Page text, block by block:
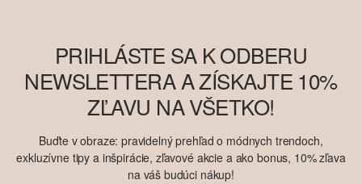
PRIHLÁSTE SA K ODBERU
NEWSLETTERA A ZÍSKAJTE 10%
ZĽAVU NA VŠETKO!
Buďte v obraze: pravidelný prehľad o módnych trendoch,
exkluzívne tipy a inšpirácie, zľavové akcie a ako bonus, 10% zľava
na váš budúci nákup!